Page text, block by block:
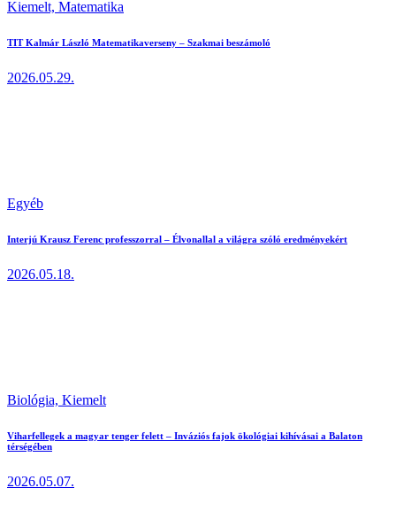
Kiemelt, Matematika
TIT Kalmár László Matematikaverseny – Szakmai beszámoló
2026.05.29.
Egyéb
Interjú Krausz Ferenc professzorral – Élvonallal a világra szóló eredményekért
2026.05.18.
Biológia, Kiemelt
Viharfellegek a magyar tenger felett – Inváziós fajok ökológiai kihívásai a Balaton
térségében
2026.05.07.